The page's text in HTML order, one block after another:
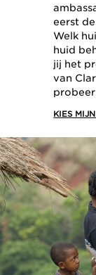
eerst
Welk
huid
jij het
van
KIES